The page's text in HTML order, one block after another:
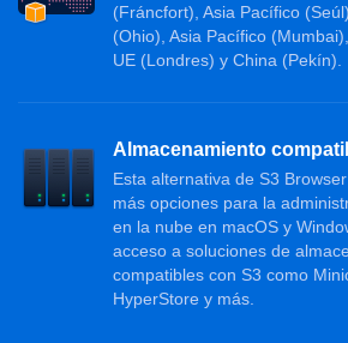
(Fráncfort), Asia Pacífico
(Ohio), Asia Pacífico
UE (Londres) y China (Pekín).
Almacenamiento
Esta alternativa de S3
más opciones para la
en la nube en macOS y
acceso a soluciones de
compatibles con S3 como
HyperStore y más.